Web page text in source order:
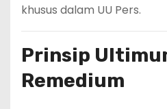
khusus dalam UU Pers.
Prinsip
Remedium